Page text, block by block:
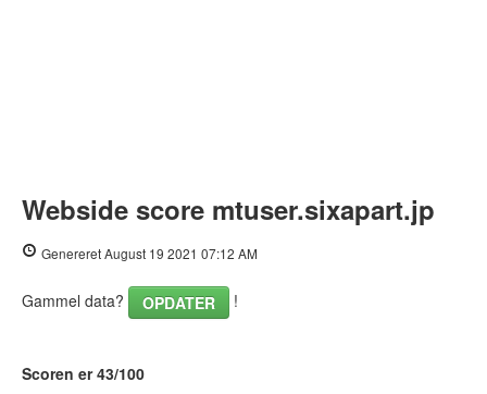
Webside score mtuser.sixapart.jp
Genereret August 19 2021 07:12 AM
Gammel data? OPDATER !
Scoren er 43/100